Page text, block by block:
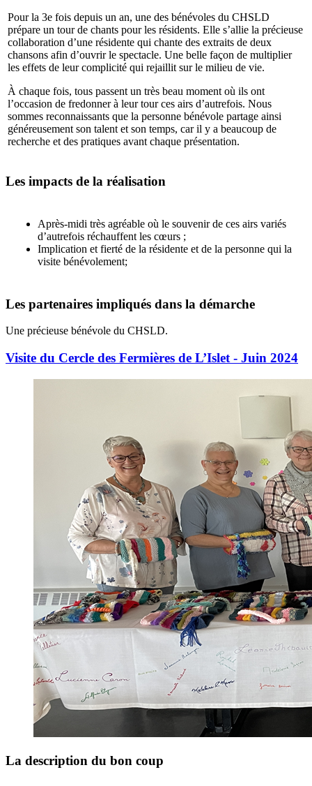
Pour la 3e fois depuis un an, une des bénévoles du CHSLD
prépare un tour de chants pour les résidents. Elle s’allie la précieuse
collaboration d’une résidente qui chante des extraits de deux
chansons afin d’ouvrir le spectacle. Une belle façon de multiplier
les effets de leur complicité qui rejaillit sur le milieu de vie.
À chaque fois, tous passent un très beau moment où ils ont
l’occasion de fredonner à leur tour ces airs d’autrefois. Nous
sommes reconnaissants que la personne bénévole partage ainsi
généreusement son talent et son temps, car il y a beaucoup de
recherche et des pratiques avant chaque présentation.
Les impacts de la réalisation
Après-midi très agréable où le souvenir de ces airs variés
d’autrefois réchauffent les cœurs ;
Implication et fierté de la résidente et de la personne qui la
visite bénévolement;
Les partenaires impliqués dans la démarche
Une précieuse bénévole du CHSLD.
Visite du Cercle des Fermières de L’Islet - Juin 2024
La description du bon coup